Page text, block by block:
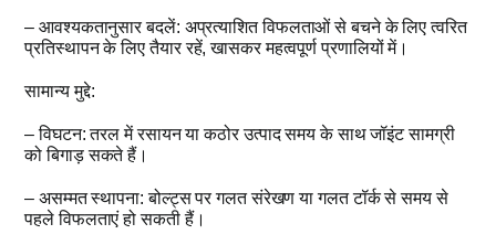
– आवश्यकतानुसार बदलें: अप्रत्याशित विफलताओं से बचने के लिए त्वरित
प्रतिस्थापन के लिए तैयार रहें, खासकर महत्वपूर्ण प्रणालियों में।
सामान्य मुद्दे:
– विघटन: तरल में रसायन या कठोर उत्पाद समय के साथ जॉइंट सामग्री
को बिगाड़ सकते हैं।
– असम्मत स्थापना: बोल्ट्स पर गलत संरेखण या गलत टॉर्क से समय से
पहले विफलताएं हो सकती हैं।